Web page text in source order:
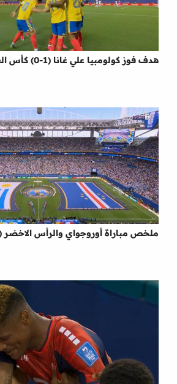
هدف فوز كولومبيا علي غانا (1-0) كأس العالم
ملخص مباراة أوروجواي والرأس الاخضر (2-2) كأس